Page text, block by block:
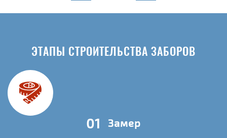
ЭТАПЫ СТРОИТЕЛЬСТВА ЗАБОРОВ
01 Замер